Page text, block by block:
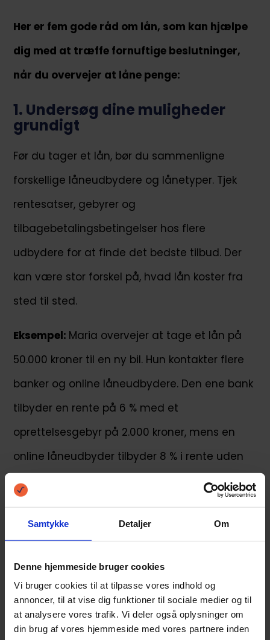
Samtykke Detaljer Om
Denne hjemmeside bruger cookies
Vi bruger cookies til at tilpasse vores indhold og
annoncer, til at vise dig funktioner til sociale medier og til
at analysere vores trafik. Vi deler også oplysninger om
din brug af vores hjemmeside med vores partnere inden
Her er fem gode råd om lån, som kan hjælpe
dig med at træffe fornuftige beslutninger,
når du overvejer at låne penge:
1. Undersøg dine muligheder
grundigt
Før du tager et lån, bør du sammenligne
forskellige låneudbydere og lånetyper. Tjek
rentesatser, gebyrer og
tilbagebetalingsbetingelser hos flere
udbydere for at finde det bedste tilbud. Der
kan være stor forskel på, hvad lån koster fra
sted til sted.
Eksempel: Maria overvejer at tage et lån på
50.000 kroner til en ny bil. Hun kontakter flere
banker og online låneudbydere. Den ene bank
tilbyder en rente på 6 % med et
oprettelsesgebyr på 2.000 kroner, mens en
online låneudbyder tilbyder 8 % i rente uden
oprettelsesgebyr.
hun ud af, at bankens tilbud er billigere på
lang sigt, selvom der er et oprettelsesgebyr.
2. Læg et realistisk budget
Sørg for, at du har et klart overblik over din